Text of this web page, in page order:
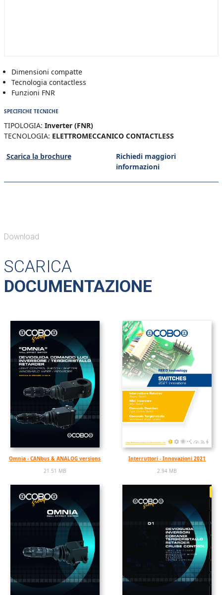
Dimensioni compatte
Tecnologia contactless
Funzioni FNR
SPECIFICHE TECNICHE
TIPOLOGIA: Inverter (FNR)
TECNOLOGIA: ELETTROMECCANICO CONTACTLESS
Scarica la brochure
Richiedi maggiori
informazioni
Download
SCARICA
DOCUMENTAZIONE
Omnia - CANbus & ANALOG versions
21.51 MB
Interruttori - Innovazioni 2021
2.94 MB